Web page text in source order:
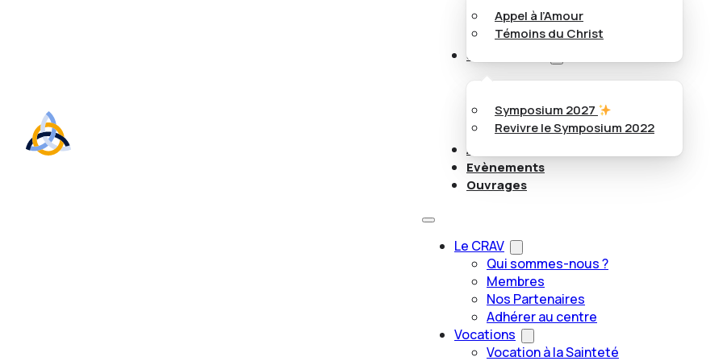
Appel à l’Amour
Témoins du Christ
Symposiums
Symposium 2027
Revivre le Symposium 2022
Articles
Evènements
Ouvrages
Le CRAV
Qui sommes-nous ?
Membres
Nos Partenaires
Adhérer au centre
Vocations
Vocation à la Sainteté